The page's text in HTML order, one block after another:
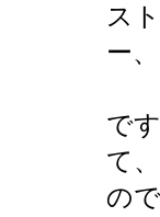
ス
ー
で
て
の